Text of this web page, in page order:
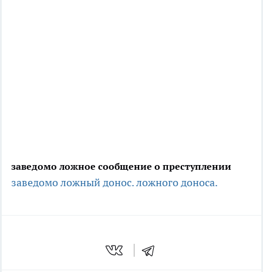
заведомо ложное сообщение о преступлении
заведомо ложный донос.ложного доноса.